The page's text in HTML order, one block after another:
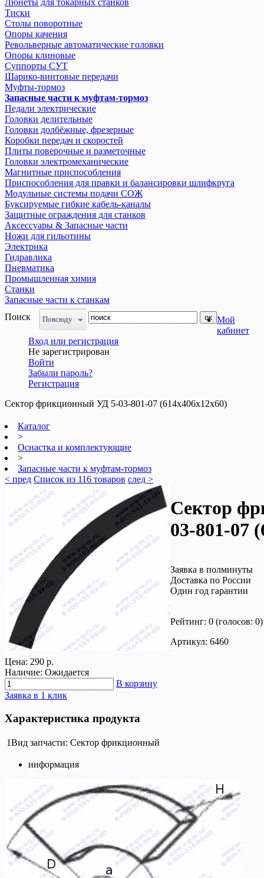
Люнеты для токарных станков
Тиски
Столы поворотные
Опоры качения
Револьверные автоматические головки
Опоры клиновые
Суппорты СУТ
Шарико-винтовые передачи
Муфты-тормоз
Запасные части к муфтам-тормоз
Педали электрические
Головки делительные
Головки долбёжные, фрезерные
Коробки передач и скоростей
Плиты поверочные и разметочные
Головки электромеханические
Магнитные приспособления
Приспособления для правки и балансировки шлифкруга
Модульные системы подачи СОЖ
Буксируемые гибкие кабель-каналы
Защитные ограждения для станков
Аксессуары & Запасные части
Ножи для гильотины
Электрика
Гидравлика
Пневматика
Промышленная химия
Станки
Запасные части к станкам
Поиск
Повсюду
Мой
кабинет
Вход или регистрация
Не зарегистрирован
Войти
Забыли пароль?
Регистрация
Сектор фрикционный УД 5-03-801-07 (614х406х12х60)
Каталог
>
Оснастка и комплектующие
>
Запасные части к муфтам-тормоз
< пред Список из 116 товаров след >
Сектор
03-801-07
Заявка в полминуты
Доставка по России
Один год гарантии
Рейтинг: 0 (голосов: 0)
Артикул: 6460
Цена: 290 р.
Наличие: Ожидается
В корзину
Заявка в 1 клик
Характеристика продукта
1Вид запчасти: Сектор фрикционный
информация